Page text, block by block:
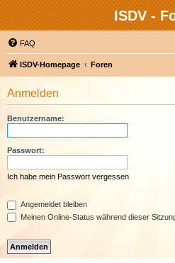
ISDV -
FAQ
ISDV-Homepage Foren
Anmelden
Benutzername:
Passwort:
Ich habe mein Passwort vergessen
Angemeldet bleiben
Meinen Online-Status während dieser